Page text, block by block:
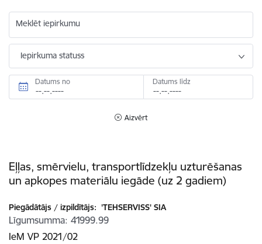
Meklēt iepirkumu
Iepirkuma statuss
Datums no Datums līdz
Aizvērt
Eļļas, smērvielu, transportlīdzekļu uzturēšanas
un apkopes materiālu iegāde (uz 2 gadiem)
Piegādātājs / izpildītājs: 'TEHSERVISS' SIA
Līgumsumma 41999.99
IeM VP 2021/02